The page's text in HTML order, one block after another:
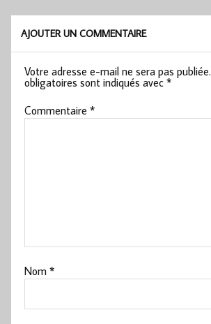
AJOUTER UN COMMENTAIRE
Votre adresse e-mail ne sera pas publiée.
obligatoires sont indiqués avec*
Commentaire*
Nom*